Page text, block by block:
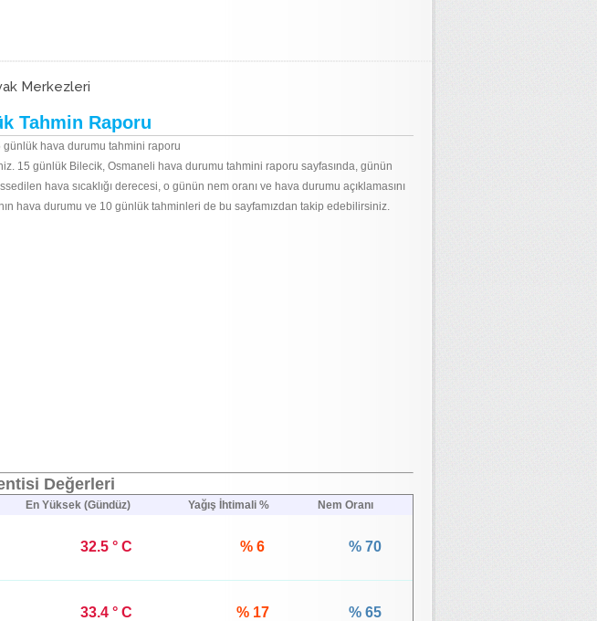
Merkezleri
Tahmin Raporu
hava durumu tahmini raporu
15 günlük Bilecik, Osmaneli hava durumu tahmini raporu sayfasında, günün
hava sıcaklığı derecesi, o günün nem oranı ve hava durumu açıklamasını
hava durumu ve 10 günlük tahminleri de bu sayfamızdan takip edebilirsiniz.
Değerleri
En Yüksek (Gündüz) Yağış İhtimali % Nem Oranı
32.5 ° C % 6 % 70
33.4 ° C % 17 % 65